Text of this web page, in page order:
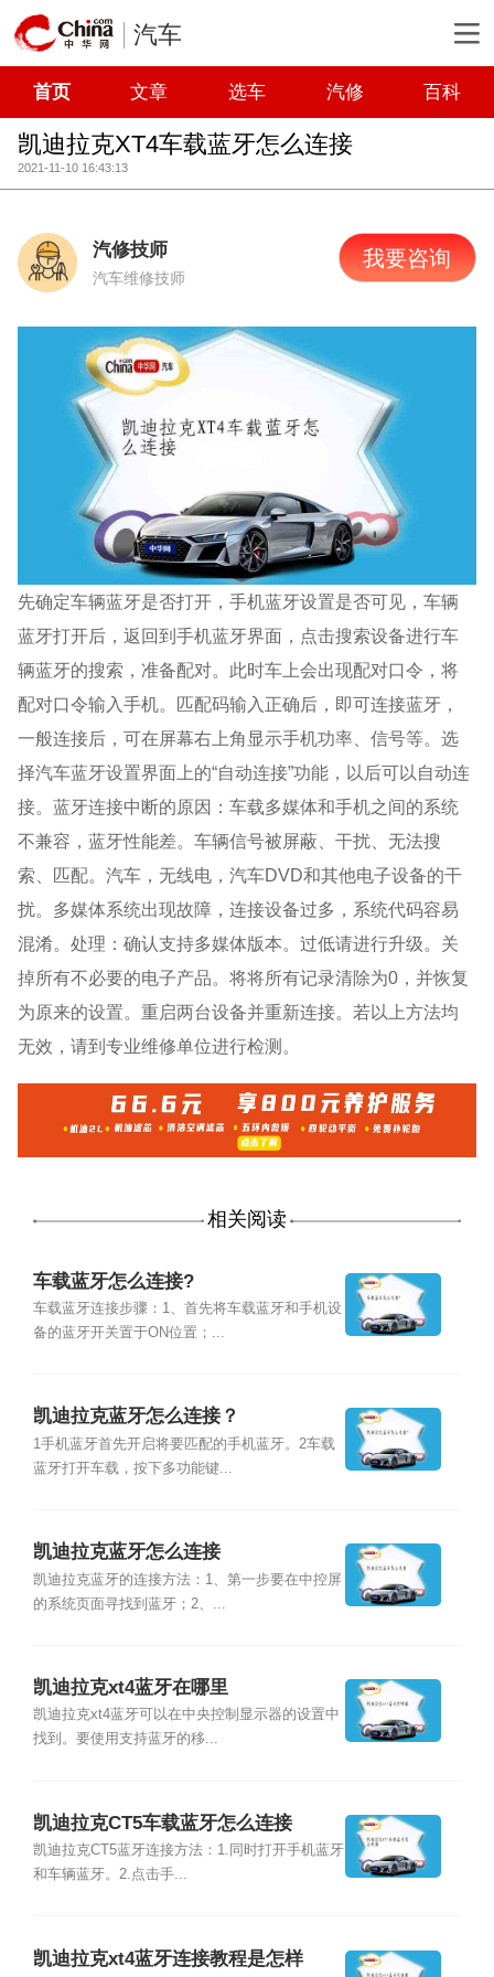
汽车
首页 文章 选车 汽修 百科
凯迪拉克XT4车载蓝牙怎么连接
2021-11-10 16:43:13
汽修技师
汽车维修技师
我要咨询
先确定车辆蓝牙是否打开，手机蓝牙设置是否可见，车辆
蓝牙打开后，返回到手机蓝牙界面，点击搜索设备进行车
辆蓝牙的搜索，准备配对。此时车上会出现配对口令，将
配对口令输入手机。匹配码输入正确后，即可连接蓝牙，
一般连接后，可在屏幕右上角显示手机功率、信号等。选
择汽车蓝牙设置界面上的“自动连接”功能，以后可以自动连
接。蓝牙连接中断的原因：车载多媒体和手机之间的系统
不兼容，蓝牙性能差。车辆信号被屏蔽、干扰、无法搜
索、匹配。汽车，无线电，汽车DVD和其他电子设备的干
扰。多媒体系统出现故障，连接设备过多，系统代码容易
混淆。处理：确认支持多媒体版本。过低请进行升级。关
掉所有不必要的电子产品。将将所有记录清除为0，并恢复
为原来的设置。重启两台设备并重新连接。若以上方法均
无效，请到专业维修单位进行检测。
相关阅读
车载蓝牙怎么连接?
车载蓝牙连接步骤：1、首先将车载蓝牙和手机设
备的蓝牙开关置于ON位置；...
凯迪拉克蓝牙怎么连接？
1手机蓝牙首先开启将要匹配的手机蓝牙。2车载
蓝牙打开车载，按下多功能键...
凯迪拉克蓝牙怎么连接
凯迪拉克蓝牙的连接方法：1、第一步要在中控屏
的系统页面寻找到蓝牙；2、...
凯迪拉克xt4蓝牙在哪里
凯迪拉克xt4蓝牙可以在中央控制显示器的设置中
找到。要使用支持蓝牙的移...
凯迪拉克CT5车载蓝牙怎么连接
凯迪拉克CT5蓝牙连接方法：1.同时打开手机蓝牙
和车辆蓝牙。2.点击手...
凯迪拉克xt4蓝牙连接教程是怎样